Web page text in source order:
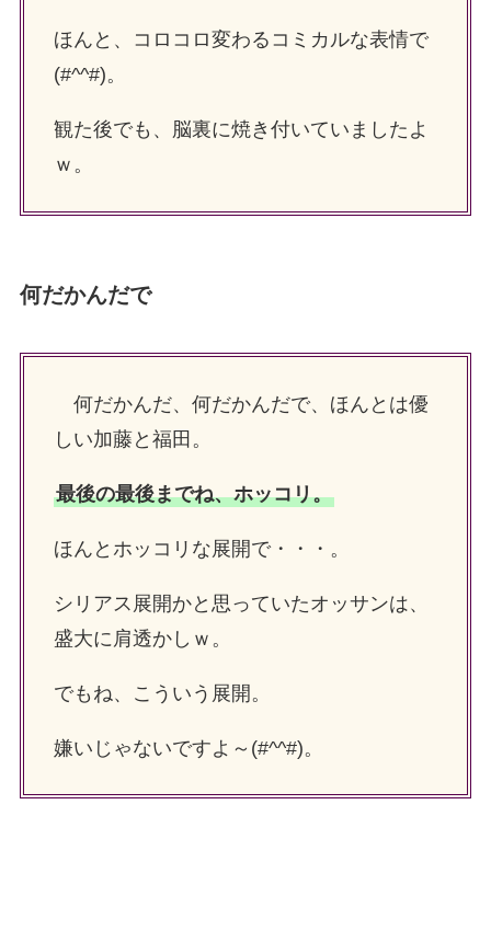
ほんと、コロコロ変わるコミカルな表情で
(#^^#)。
観た後でも、脳裏に焼き付いていましたよ
ｗ。
何だかんだで
何だかんだ、何だかんだで、ほんとは優
しい加藤と福田。
最後の最後までね、ホッコリ。
ほんとホッコリな展開で・・・。
シリアス展開かと思っていたオッサンは、
盛大に肩透かしｗ。
でもね、こういう展開。
嫌いじゃないですよ～(#^^#)。